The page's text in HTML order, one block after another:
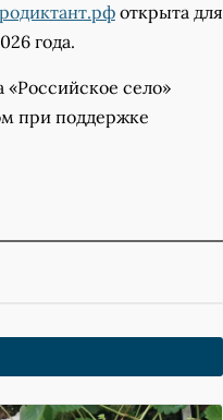
открыта для
года.
«Российское село»
при поддержке